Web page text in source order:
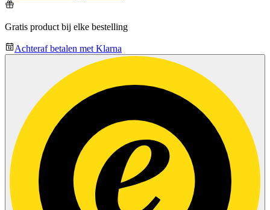
Gratis product bij elke bestelling
Achteraf betalen met Klarna